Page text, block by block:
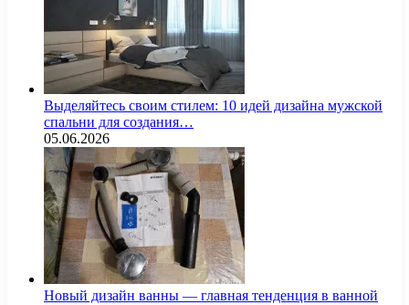
Выделяйтесь своим стилем: 10 идей дизайна мужской
спальни для создания…
05.06.2026
Новый дизайн ванны — главная тенденция в ванной